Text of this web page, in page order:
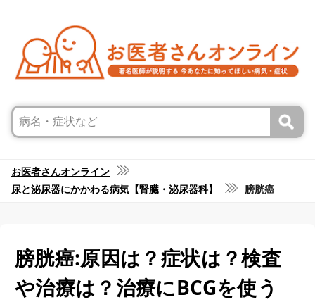
お医者さんオンライン
尿と泌尿器にかかわる病気【腎臓・泌尿器科】
膀胱癌
膀胱癌:原因は？症状は？検査
や治療は？治療にBCGを使う